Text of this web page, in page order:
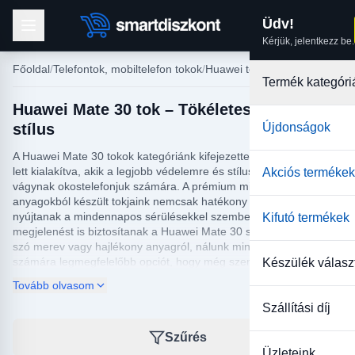
Üdv!
Kérjük, jelentkezz be.
Termék
Újdonságok
Akciós termékek
Kifutó termékek
Készülék
Szállítási díj
Főoldal Telefontok, mobiltelefon tokok Huawei tokok
Huawei Mate 30 tok – Tökéletes védelem és
stílus
A Huawei Mate 30 tokok kategóriánk kifejezetten azok számára
lett kialakítva, akik a legjobb védelemre és stílusos megjelenésre
vágynak okostelefonjuk számára. A prémium minőségű
anyagokból készült tokjaink nemcsak hatékony védelmet
nyújtanak a mindennapos sérülésekkel szemben, hanem elegáns
megjelenést is biztosítanak a Huawei Mate 30 számára. Legyen
szó merev vagy hajlékony anyagról, nálunk mindenki megtalálja a
számára legmegfelelőbb opciót, hogy még személyesebbé
Fedezd fel a Huawei Mate 30 tokok széles választékát, ahol
egyéni stílusodat. Minden tokunk gondosan megtervezett, hogy a
készülék minden funkciója könnyen hozzáférhető maradjon, és
Tovább olvasom
Szűrés